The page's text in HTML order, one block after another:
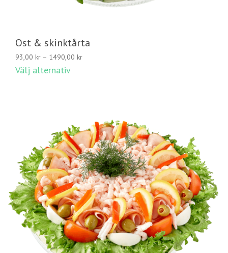
Ost & skinktårta
93,00 kr – 1490,00 krPrisintervall:
Välj alternativ